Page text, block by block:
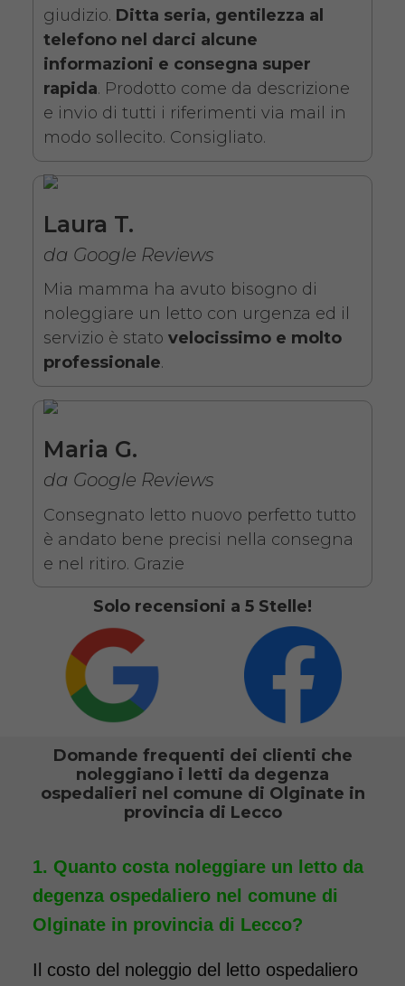
Noleggio letto da degenza
completo di sponde di
contenimento con materasso
antidecubito. Noleggio
minimo 7 giorni da 109 euro.
COSTO NOLEGGIO
da 109,01€
SCHEDA COMPLETA
Noleggio letto elettrico in
legno + Materasso
Antidecubito + Vassoio
da letto
Noleggio letto da degenza
ortopedico elettrico in legno,
contenimento con materasso
antidecubito e vassoio da letto
con ruote. Il noleggio minimo
è di 7 giorni a 116 euro.
COSTO NOLEGGIO
giudizio. Ditta seria, gentilezza al
telefono nel darci alcune
informazioni e consegna super
rapida. Prodotto come da descrizione
e invio di tutti i riferimenti via mail in
modo sollecito. Consigliato.
Laura T.
da Google Reviews
Mia mamma ha avuto bisogno di
noleggiare un letto con urgenza ed il
servizio è statovelocissimo e molto
professionale.
Maria G.
da Google Reviews
Consegnato letto nuovo perfetto tutto
è andato bene precisi nella consegna
e nel ritiro. Grazie
Solo recensioni a 5 Stelle!
Domande frequenti dei clienti che
noleggiano i letti da degenza
ospedalieri nel comune di Olginate in
provincia di Lecco
Quanto costa noleggiare un letto da
degenza ospedaliero nel comune di
Olginate in provincia di Lecco?
Il costo del noleggio del letto ospedaliero